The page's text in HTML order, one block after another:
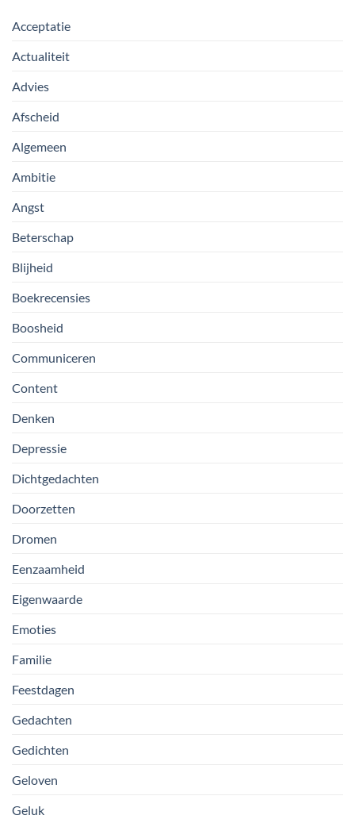
Acceptatie
Actualiteit
Advies
Afscheid
Algemeen
Ambitie
Angst
Beterschap
Blijheid
Boekrecensies
Boosheid
Communiceren
Content
Denken
Depressie
Dichtgedachten
Doorzetten
Dromen
Eenzaamheid
Eigenwaarde
Emoties
Familie
Feestdagen
Gedachten
Gedichten
Geloven
Geluk